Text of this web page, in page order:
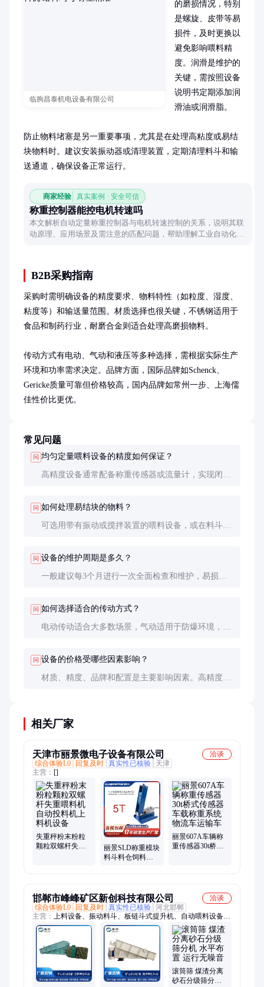
临朐昌泰机电设备有限公司
的磨损情况，特别
是螺旋、皮带等易
损件，及时更换以
避免影响喂料精
度。润滑是维护的
关键，需按照设备
说明书定期添加润
滑油或润滑脂。
防止物料堵塞是另一重要事项，尤其是在处理高粘度或易结
块物料时。建议安装振动器或清理装置，定期清理料斗和输
送通道，确保设备正常运行。
商家经验 真实案例 · 安全可信
称重控制器能控电机转速吗
本文解析自动定量称重控制器与电机转速控制的关系，说明其联
动原理、应用场景及需注意的匹配问题，帮助理解工业自动化中
B2B采购指南
采购时需明确设备的精度要求、物料特性（如粒度、湿度、
粘度等）和输送量范围。材质选择也很关键，不锈钢适用于
食品和制药行业，耐磨合金则适合处理高磨损物料。
传动方式有电动、气动和液压等多种选择，需根据实际生产
环境和功率需求决定。品牌方面，国际品牌如Schenck、
Gericke质量可靠但价格较高，国内品牌如常州一步、上海儒
佳性价比更优。
常见问题
问 均匀定量喂料设备的精度如何保证？
高精度设备通常配备称重传感器或流量计，实现闭环
问 如何处理易结块的物料？
可选用带有振动或搅拌装置的喂料设备，或在料斗内
问 设备的维护周期是多久？
一般建议每3个月进行一次全面检查和维护，易损件
问 如何选择适合的传动方式？
电动传动适合大多数场景，气动适用于防爆环境，液
问 设备的价格受哪些因素影响？
材质、精度、品牌和配置是主要影响因素。高精度、
相关厂家
天津市丽景微电子设备有限公司
洽谈
综合体验L0
回复及时 真实性已核验
天津
主营： []
失重秤粉末粉粒
颗粒双螺杆失重
丽景SLD称重模块
料斗料仓饲料畜
丽景607A车辆称
重传感器30t桥式
邯郸市峰峰矿区新创科技有限公司
洽谈
综合体验L0
回复及时 真实性已核验 河北邯郸
主营： 上料设备、振动料斗、板链斗式提升机、自动喂料设备、
电磁振动给料机、电机振动给料机、斗式提升机
滚筒筛 煤渣分离
砂石分级筛分机